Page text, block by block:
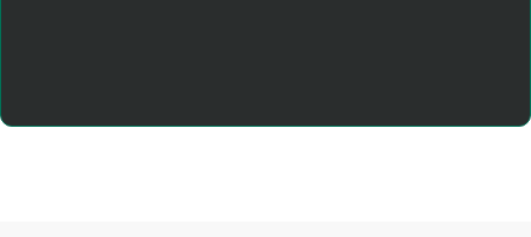
Купити двері розсувні